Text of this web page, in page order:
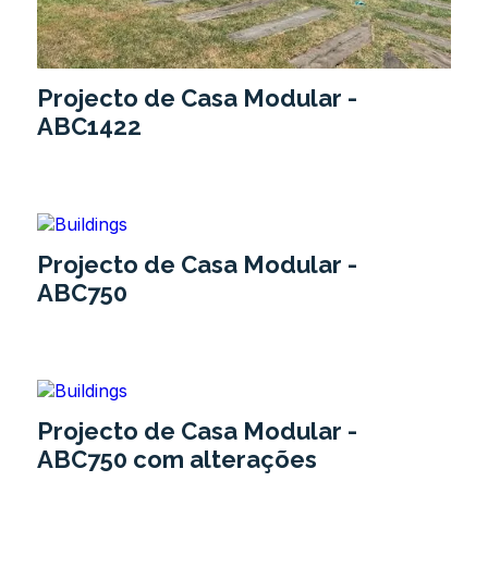
Projecto de Casa Modular -
ABC1422
Projecto de Casa Modular -
ABC750
Projecto de Casa Modular -
ABC750 com alterações